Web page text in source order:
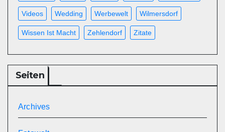
Videos Wedding Werbewelt Wilmersdorf
Wissen Ist Macht Zehlendorf Zitate
Seiten
Archives